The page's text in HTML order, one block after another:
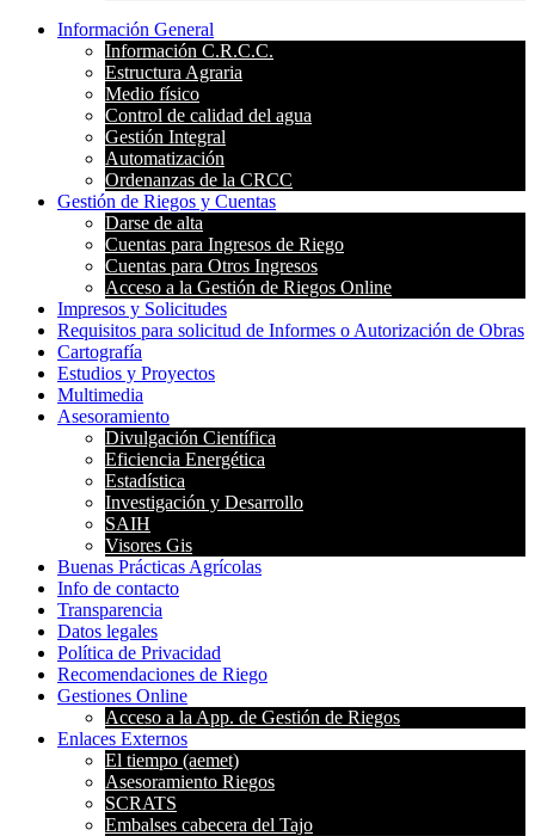
Información General
Información C.R.C.C.
Estructura Agraria
Medio físico
Control de calidad del agua
Gestión Integral
Automatización
Ordenanzas de la CRCC
Gestión de Riegos y Cuentas
Darse de alta
Cuentas para Ingresos de Riego
Cuentas para Otros Ingresos
Acceso a la Gestión de Riegos Online
Impresos y Solicitudes
Requisitos para solicitud de Informes o Autorización de Obras
Cartografía
Estudios y Proyectos
Multimedia
Asesoramiento
Divulgación Científica
Eficiencia Energética
Estadística
Investigación y Desarrollo
SAIH
Visores Gis
Buenas Prácticas Agrícolas
Info de contacto
Transparencia
Datos legales
Política de Privacidad
Recomendaciones de Riego
Gestiones Online
Acceso a la App. de Gestión de Riegos
Enlaces Externos
El tiempo (aemet)
Asesoramiento Riegos
SCRATS
Embalses cabecera del Tajo